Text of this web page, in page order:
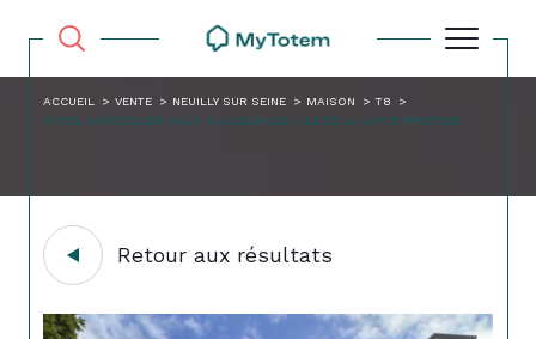
ACCUEIL VENTE NEUILLY SUR SEINE MAISON
T8
HOTEL PARTICULIER VILLA AU COEUR DE L ILE DE LA JATTE PRESTIGE
Retour aux résultats